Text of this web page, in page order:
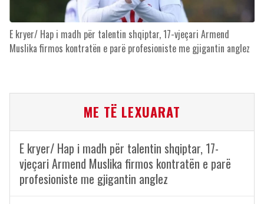
E kryer/ Hap i madh për talentin shqiptar, 17-vjeçari Armend
Muslika firmos kontratën e parë profesioniste me gjigantin anglez
ME TË LEXUARAT
E kryer/ Hap i madh për talentin shqiptar, 17-
vjeçari Armend Muslika firmos kontratën e parë
profesioniste me gjigantin anglez